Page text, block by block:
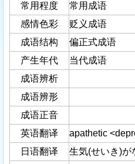
常用程度
常用成语
感情色彩
贬义成语
成语结构
偏正式成语
产生年代
当代成语
成语辨析
成语辨形
成语正音
英语翻译
apathetic
日语翻译
生気(せいき)が